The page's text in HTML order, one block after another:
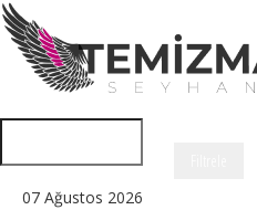
07 Ağustos 2026